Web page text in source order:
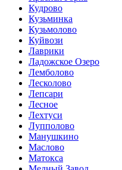
Кудрово
Кузьминка
Кузьмолово
Куйвози
Лаврики
Ладожское Озеро
Лемболово
Лесколово
Лепсари
Лесное
Лехтуси
Лупполово
Манушкино
Маслово
Матокса